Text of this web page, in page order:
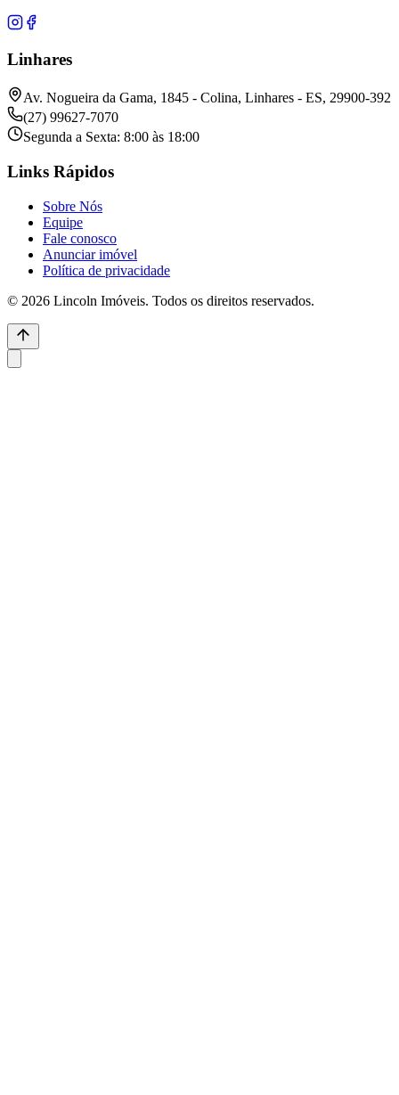
Linhares
Av. Nogueira da Gama, 1845 - Colina, Linhares - ES, 29900-392
(27) 99627-7070
Segunda a Sexta: 8:00 às 18:00
Links Rápidos
Sobre Nós
Equipe
Fale conosco
Anunciar imóvel
Política de privacidade
© 2026 Lincoln Imóveis. Todos os direitos reservados.